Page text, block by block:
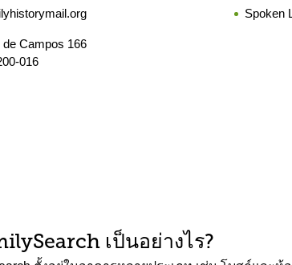
de Campos 166
016
Spoken
เป็นอย่างไร?